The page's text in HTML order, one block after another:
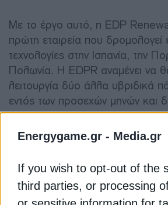
Energygame.gr - Media.gr
If you wish to opt-out of the
third parties, or processing
Με το έργο αυτό, η EDP
πρώτη εταιρεία που δρομολογεί
τεχνολογίες στην Ισπανία, την
Πολωνία. Η EDPR αναμένει να
λειτουργία δύο άλλα υβριδικά
εντός των προσεχών μηνών και
περισσότερα από 15 έργα
και ηλιακής ενέργειας, τα οποία
προσθέσουν περισσότερα από
ανανεώσιμης ισχύος στην
χρόνια.